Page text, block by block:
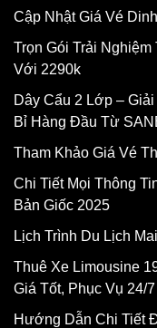
Cập Nhật Giá Vé
Trọn Gói Trải
Với 2290k
Dây Cẩu 2 Lớp –
Bỉ Hàng Đầu Từ
Tham Khảo Giá Vé
Chi Tiết Mọi Thông
Bản Giốc 2025
Lịch Trình Du Lịch
Thuê Xe Limousine
Giá Tốt, Phục Vụ 24/
Hướng Dẫn Chi Tiết